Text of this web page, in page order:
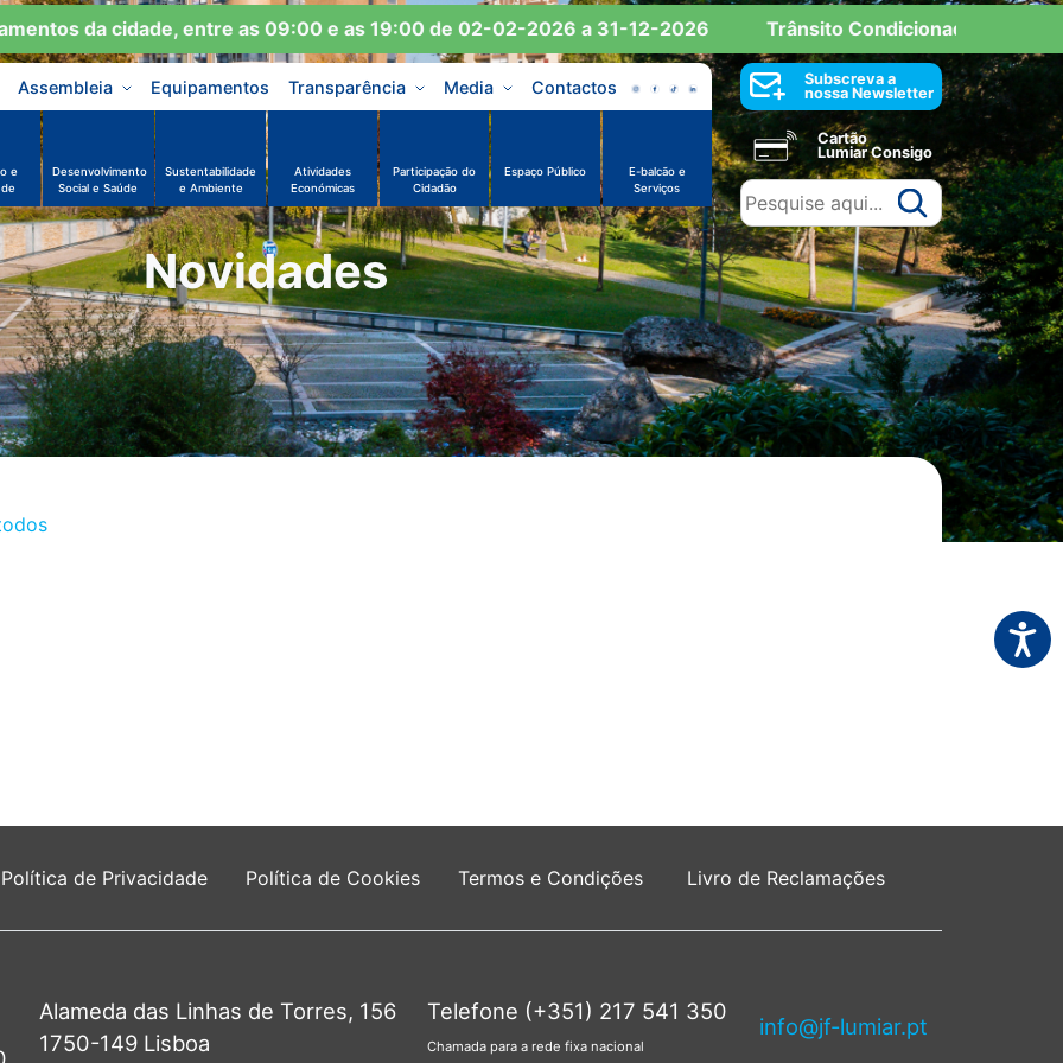
da cidade, entre as 09:00 e as 19:00 de 02-02-2026 a 31-12-2026 Trânsito Condicionado:
Assembleia Equipamentos Transparência Media Contactos
e
Desenvolvimento
Social e Saúde
Sustentabilidade
e Ambiente
Atividades
Económicas
Participação do
Cidadão
Espaço Público
E-balcão e
Serviços
Subscreva a
nossa Newsletter
Cartão
Lumiar Consigo
Novidades
Política de Privacidade Política de Cookies Termos e Condições Livro de Reclamações
Alameda das Linhas de Torres, 156
1750-149 Lisboa
Telefone (+351) 217 541 350
Chamada para a rede fixa nacional
info@jf-lumiar.pt